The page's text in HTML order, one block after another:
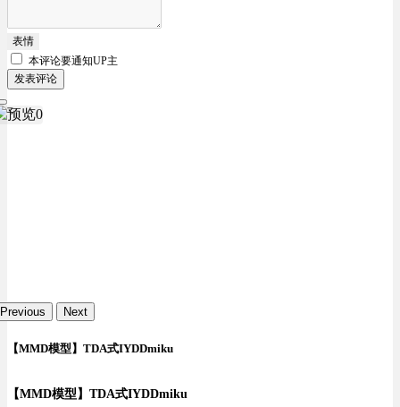
表情
本评论要通知UP主
发表评论
Previous Next
【MMD模型】TDA式IYDDmiku
【MMD模型】TDA式IYDDmiku